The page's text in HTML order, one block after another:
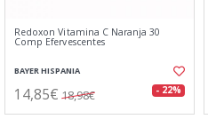
Redoxon Vitamina C Naranja 30
Comp Efervescentes
BAYER HISPANIA
14,85€ 18,98€ - 22%